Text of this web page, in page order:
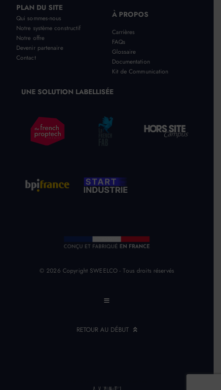
PLAN DU SITE
Qui sommes-nous
Notre système constructif
Notre offre
Devenir partenaire
Contact
À PROPOS
Carrières
FAQs
Glossaire
Documentation
Kit de Communication
UNE SOLUTION LABELLISÉE
© 2026 Copyright SWEELCO - Tous droits réservés
Toggle
Mentions Légales
RETOUR AU DÉBUT